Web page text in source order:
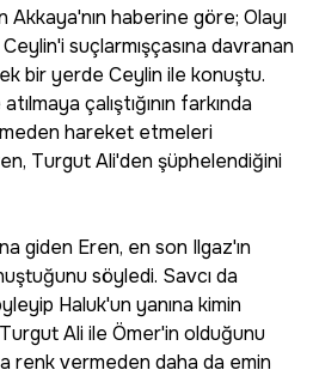
haberine göre; Olayı
suçlarmışçasına davranan
bir yerde Ceylin ile konuştu.
çalıştığının farkında
hareket etmeleri
Turgut Ali'den şüphelendiğini
giden Eren, en son Ilgaz'ın
söyledi. Savcı da
Haluk'un yanına kimin
Ali ile Ömer'in olduğunu
renk vermeden daha da emin